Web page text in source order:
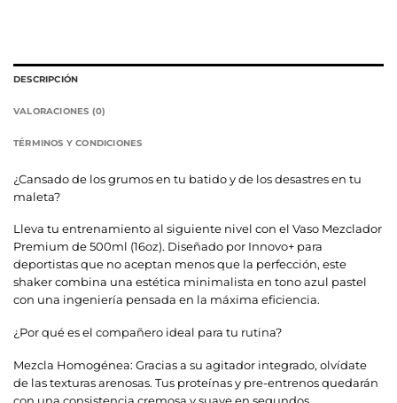
DESCRIPCIÓN
VALORACIONES (0)
TÉRMINOS Y CONDICIONES
¿Cansado de los grumos en tu batido y de los desastres en tu
maleta?
Lleva tu entrenamiento al siguiente nivel con el Vaso Mezclador
Premium de 500ml (16oz). Diseñado por Innovo+ para
deportistas que no aceptan menos que la perfección, este
shaker combina una estética minimalista en tono azul pastel
con una ingeniería pensada en la máxima eficiencia.
¿Por qué es el compañero ideal para tu rutina?
Mezcla Homogénea: Gracias a su agitador integrado, olvídate
de las texturas arenosas. Tus proteínas y pre-entrenos quedarán